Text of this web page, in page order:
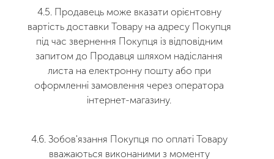
4.5. Продавець може вказати орієнтовну
вартість доставки Товару на адресу Покупця
під час звернення Покупця із відповідним
запитом до Продавця шляхом надіслання
листа на електронну пошту або при
оформленні замовлення через оператора
інтернет-магазину.
4.6. Зобов'язання Покупця по оплаті Товару
вважаються виконаними з моменту